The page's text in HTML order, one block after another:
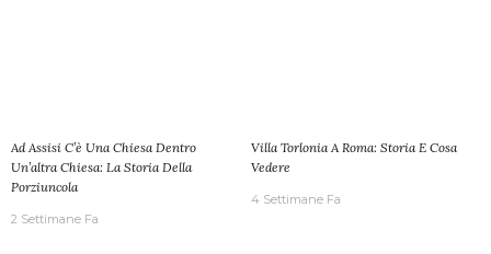
Ad Assisi C’è Una Chiesa Dentro
Un’altra Chiesa: La Storia Della
Porziuncola
2 Settimane Fa
Villa Torlonia A Roma: Storia E Cosa
Vedere
4 Settimane Fa